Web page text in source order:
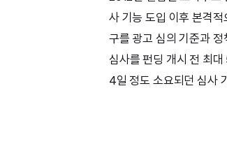
사 기능 도입 이후 본격
구를 광고 심의 기준과
심사를 펀딩 개시 전 최
4일 정도 소요되던 심사